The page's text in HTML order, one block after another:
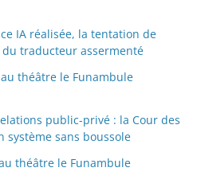
IA réalisée, la tentation de
traducteur assermenté
au théâtre le Funambule
public-privé : la Cour des
système sans boussole
au théâtre le Funambule